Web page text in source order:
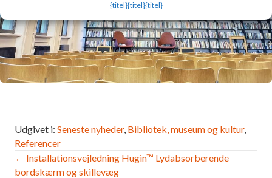
{titel}{titel}{titel}
Udgivet i: Seneste nyheder, Bibliotek, museum og kultur,
Referencer
Navigation
← Installationsvejledning Hugin™ Lydabsorberende
bordskærm og skillevæg